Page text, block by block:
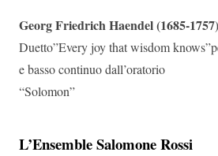
Georg Friedrich Haendel (1685-1757)
Duetto”Every joy that wisdom
e basso continuo dall’oratorio
“Solomon”
L’Ensemble Salomone Rossi